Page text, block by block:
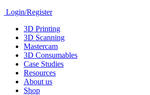
Login/Register
3D Printing
3D Scanning
Mastercam
3D Consumables
Case Studies
Resources
About us
Shop